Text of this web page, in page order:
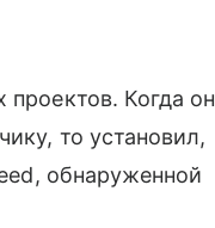
Когда он
то установил,
обнаруженной